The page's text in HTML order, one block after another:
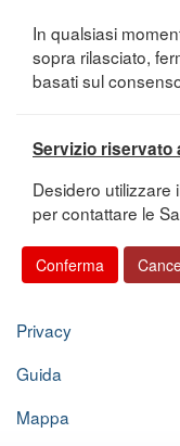
In qualsiasi
sopra rilasciato,
basati sul
Servizio riservato
Desidero utilizzare
per contattare le
Privacy
Guida
Mappa